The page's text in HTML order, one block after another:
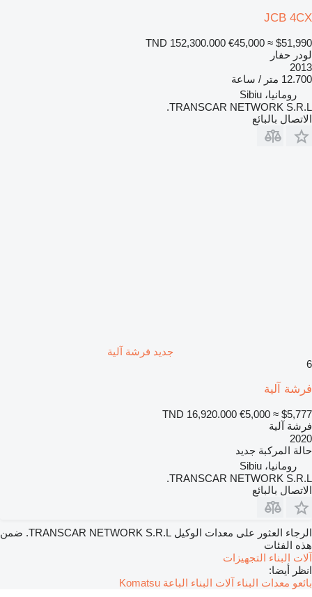
JCB 4CX
TND 152,300.000 €45,000 ≈ $51,990
لودر حفار
2013
12.700 متر / ساعة
رومانيا، Sibiu
TRANSCAR NETWORK S.R.L.
الاتصال بالبائع
جديد فرشة آلية
6
فرشة آلية
TND 16,920.000 €5,000 ≈ $5,777
فرشة آلية
2020
حالة المركبة جديد
رومانيا، Sibiu
TRANSCAR NETWORK S.R.L.
الاتصال بالبائع
الرجاء العثور على معدات الوكيل TRANSCAR NETWORK S.R.L. ضمن
هذه الفئات
آلات البناء التجهيزات
انظر أيضا:
بائعو معدات البناء آلات البناء الباعة Komatsu